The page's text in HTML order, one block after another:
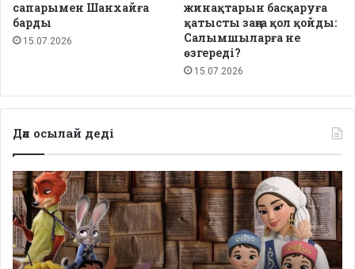
сапарымен Шанхайға
барды
15.07.2026
жинақтарын басқаруға
қатысты заңға қол қойды:
Салымшыларға не
өзгереді?
15.07.2026
Дәл осылай деді
Депутаттар
дабыл
қақты:
Қазақстанда
балаларға
арналған